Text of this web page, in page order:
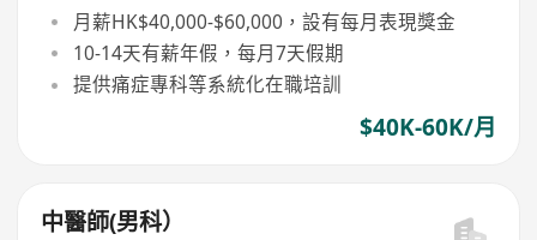
月薪HK$40,000-$60,000，設有每月表現獎金
10-14天有薪年假，每月7天假期
提供痛症專科等系統化在職培訓
$40K-60K/月
中醫師(男科）